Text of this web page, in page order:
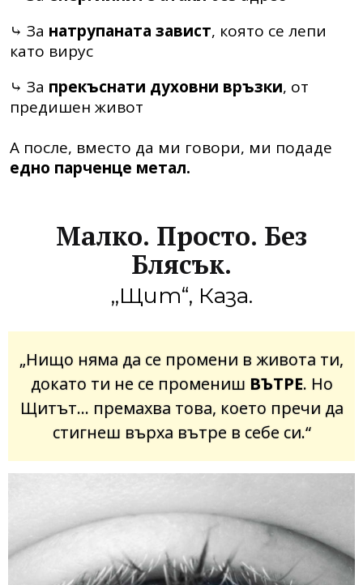
⤷ За натрупаната завист, която се лепи
като вирус
⤷ За прекъснати духовни връзки, от
предишен живот
А после, вместо да ми говори, ми подаде
едно парченце метал.
Малко. Просто. Без
Блясък.
„Щит“, Каза.
„Нищо няма да се промени в живота ти,
докато ти не се промениш ВЪТРЕ. Но
Щитът… премахва това, което пречи да
стигнеш върха вътре в себе си.“